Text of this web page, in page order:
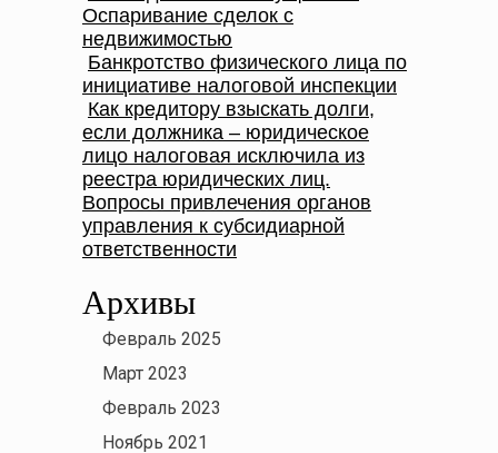
Оспаривание сделок с
недвижимостью
Банкротство физического лица по
инициативе налоговой инспекции
Как кредитору взыскать долги,
если должника – юридическое
лицо налоговая исключила из
реестра юридических лиц.
Вопросы привлечения органов
управления к субсидиарной
ответственности
Архивы
Февраль 2025
Март 2023
Февраль 2023
Ноябрь 2021